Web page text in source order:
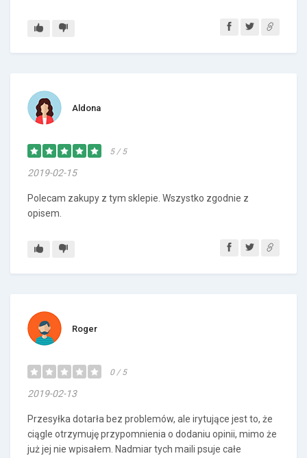
Aldona
5 / 5
2019-02-15
Polecam zakupy z tym sklepie. Wszystko zgodnie z
opisem.
Roger
0 / 5
2019-02-13
Przesyłka dotarła bez problemów, ale irytujące jest to, że
ciągle otrzymuję przypomnienia o dodaniu opinii, mimo że
już jej nie wpisałem. Nadmiar tych maili psuje całe